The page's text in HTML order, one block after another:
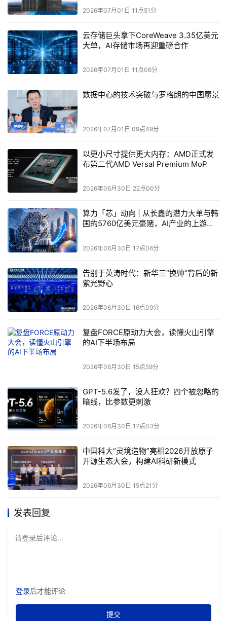
本文来源于DOIT传媒，文章内容仅供参考，不构成投资建议。
2026年07月01日 11点51分
云存储巨头拿下CoreWeave 3.35亿美元
大单，AI存储市场再迎重磅合作
2026年07月01日 11点06分
数据中心的技术突破与罗格朗的中国愿景
2026年07月01日 09点49分
以更小尺寸提供更大内存：AMD正式发
布第二代AMD Versal Premium MoP
2026年06月30日 22点00分
算力「芯」动向 | 从长鑫的潜力大单与韩
国的5760亿美元豪赌，AI产业的上游正
转移
2026年06月30日 17点06分
告别于英涛时代：新华三“换帅”背后的新
紫光野心
2026年06月30日 16点09分
复盘FORCE原动力大会，读懂火山引擎
的AI下半场布局
2026年06月30日 15点59分
GPT-5.6发了，没人狂欢？四个被忽略的
暗线，比参数更刺激
2026年06月30日 17点03分
中国科大“灵境造物”亮相2026开放原子
开源生态大会，构建AI科研新模式
2026年06月30日 15点21分
发表回复
请登录后评论...
登录后才能评论
提交